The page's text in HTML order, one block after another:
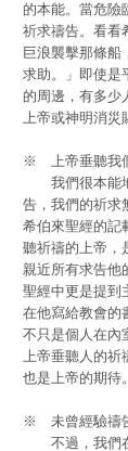
的本能。當危險
祈求禱告。看看
巨浪襲擊那條船
求助。」即使是
的周邊，有多少
上帝或神明消災
※ 上帝垂聽我
我們很本能地
告，我們的祈求
希伯來聖經的記
聽祈禱的上帝，
親近所有求告他
聖經中更是提到
在他寫給教會的
不只是個人在內
上帝垂聽人的祈
也是上帝的期待
※ 未曾經驗禱
不過，我們在